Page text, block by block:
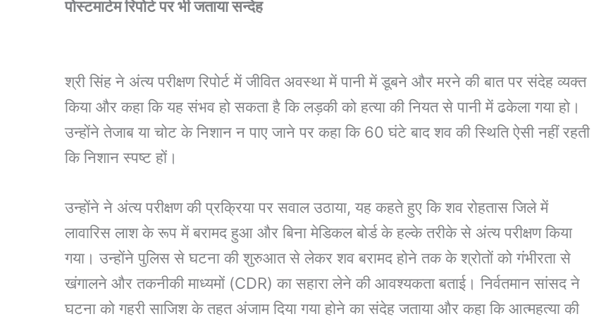
पोस्टमार्टम रिपोर्ट पर भी जताया सन्देह
श्री सिंह ने अंत्य परीक्षण रिपोर्ट में जीवित अवस्था में पानी में डूबने और मरने की बात पर संदेह व्यक्त
किया और कहा कि यह संभव हो सकता है कि लड़की को हत्या की नियत से पानी में ढकेला गया हो।
उन्होंने तेजाब या चोट के निशान न पाए जाने पर कहा कि 60 घंटे बाद शव की स्थिति ऐसी नहीं रहती
कि निशान स्पष्ट हों।
उन्होंने ने अंत्य परीक्षण की प्रक्रिया पर सवाल उठाया, यह कहते हुए कि शव रोहतास जिले में
लावारिस लाश के रूप में बरामद हुआ और बिना मेडिकल बोर्ड के हल्के तरीके से अंत्य परीक्षण किया
गया। उन्होंने पुलिस से घटना की शुरुआत से लेकर शव बरामद होने तक के श्रोतों को गंभीरता से
खंगालने और तकनीकी माध्यमों (CDR) का सहारा लेने की आवश्यकता बताई। निर्वतमान सांसद ने
घटना को गहरी साजिश के तहत अंजाम दिया गया होने का संदेह जताया और कहा कि आत्महत्या की